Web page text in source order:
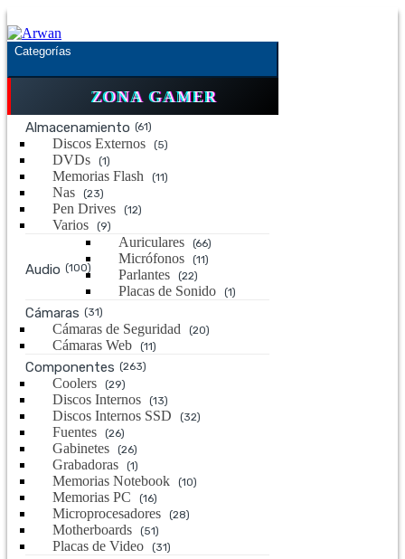
Saltar
a
la
navegación
Saltar
al
contenido
Categorías
ZONA GAMER
Almacenamiento (61)
Discos Externos (5)
DVDs (1)
Memorias Flash (11)
Nas (23)
Pen Drives (12)
Varios (9)
Audio (100)
Auriculares (66)
Micrófonos (11)
Parlantes (22)
Placas de Sonido (1)
Cámaras (31)
Cámaras de Seguridad (20)
Cámaras Web (11)
Componentes (263)
Coolers (29)
Discos Internos (13)
Discos Internos SSD (32)
Fuentes (26)
Gabinetes (26)
Grabadoras (1)
Memorias Notebook (10)
Memorias PC (16)
Microprocesadores (28)
Motherboards (51)
Placas de Video (31)